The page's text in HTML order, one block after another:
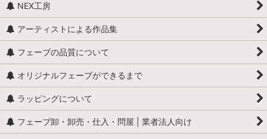
NEX工房
アーティストによる作品集
フェーブの品質について
オリジナルフェーブができるまで
ラッピングについて
フェーブ卸・卸売・仕入・問屋 | 業者法人向け